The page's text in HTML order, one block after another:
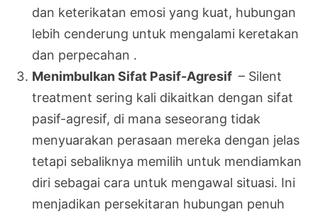
dan keterikatan emosi yang kuat, hubungan
lebih cenderung untuk mengalami keretakan
dan perpecahan .
Menimbulkan Sifat Pasif-Agresif – Silent
treatment sering kali dikaitkan dengan sifat
pasif-agresif, di mana seseorang tidak
menyuarakan perasaan mereka dengan jelas
tetapi sebaliknya memilih untuk mendiamkan
diri sebagai cara untuk mengawal situasi. Ini
menjadikan persekitaran hubungan penuh